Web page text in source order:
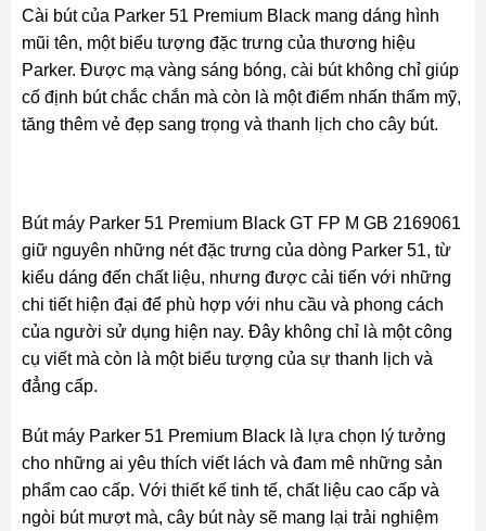
Cài bút của Parker 51 Premium Black mang dáng hình
mũi tên, một biểu tượng đặc trưng của thương hiệu
Parker. Được mạ vàng sáng bóng, cài bút không chỉ giúp
cố định bút chắc chắn mà còn là một điểm nhấn thẩm mỹ,
tăng thêm vẻ đẹp sang trọng và thanh lịch cho cây bút.
Bút máy Parker 51 Premium Black GT FP M GB 2169061
giữ nguyên những nét đặc trưng của dòng Parker 51, từ
kiểu dáng đến chất liệu, nhưng được cải tiến với những
chi tiết hiện đại để phù hợp với nhu cầu và phong cách
của người sử dụng hiện nay. Đây không chỉ là một công
cụ viết mà còn là một biểu tượng của sự thanh lịch và
đẳng cấp.
Bút máy Parker 51 Premium Black là lựa chọn lý tưởng
cho những ai yêu thích viết lách và đam mê những sản
phẩm cao cấp. Với thiết kế tinh tế, chất liệu cao cấp và
ngòi bút mượt mà, cây bút này sẽ mang lại trải nghiệm